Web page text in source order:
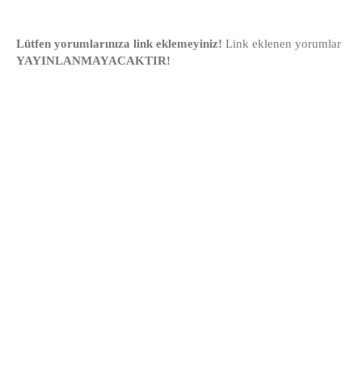
Lütfen yorumlarınıza link eklemeyiniz! Link eklenen yorumlar
YAYINLANMAYACAKTIR!